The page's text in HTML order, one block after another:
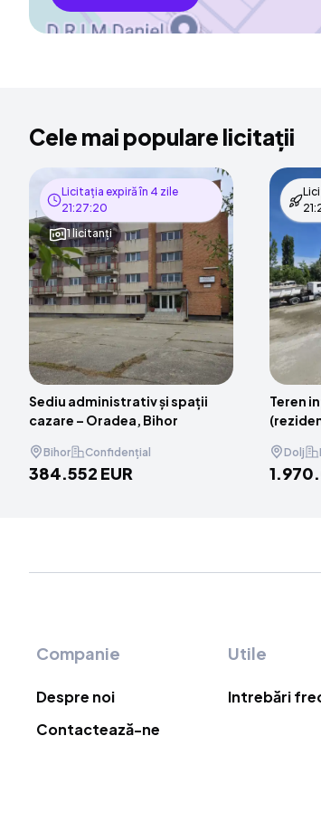
Cele mai populare licitații
Licitația expiră în 4 zile
21:27:19
1 licitanți
Sediu administrativ și spații
cazare – Oradea, Bihor
Bihor Confidențial
384.552 EUR
Teren
Dolj
Companie
Despre noi
Contactează-ne
Utile
Intrebări